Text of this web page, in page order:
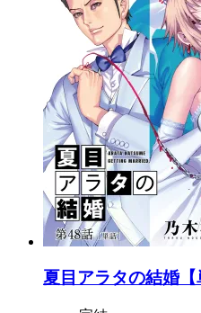
夏目アラタの結婚【